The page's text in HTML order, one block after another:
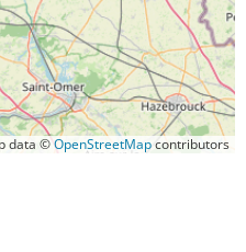
data ©OpenStreetMapcontributors